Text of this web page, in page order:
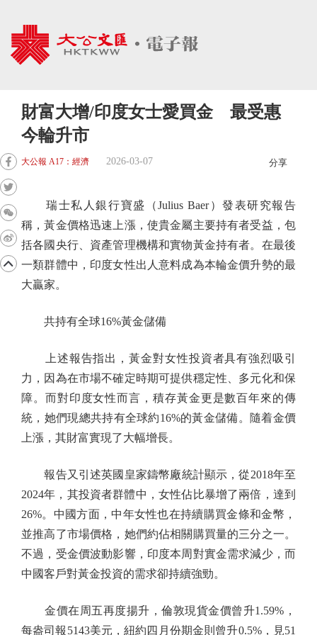
財富大增/印度女士愛買金 最受惠
今輪升市
大公報 A17：經濟 2026-03-07 分享
瑞士私人銀行寶盛（Julius Baer）發表研究報告
稱，黃金價格迅速上漲，使貴金屬主要持有者受益，包
括各國央行、資產管理機構和實物黃金持有者。在最後
一類群體中，印度女性出人意料成為本輪金價升勢的最
大贏家。
共持有全球16%黃金儲備
上述報告指出，黃金對女性投資者具有強烈吸引
力，因為在市場不確定時期可提供穩定性、多元化和保
障。而對印度女性而言，積存黃金更是數百年來的傳
統，她們現總共持有全球約16%的黃金儲備。隨着金價
上漲，其財富實現了大幅增長。
報告又引述英國皇家鑄幣廠統計顯示，從2018年至
2024年，其投資者群體中，女性佔比暴增了兩倍，達到
26%。中國方面，中年女性也在持續購買金條和金幣，
並推高了市場價格，她們約佔相關購買量的三分之一。
不過，受金價波動影響，印度本周對實金需求減少，而
中國客戶對黃金投資的需求卻持續強勁。
金價在周五再度揚升，倫敦現貨金價曾升1.59%，
每盎司報5143美元，紐約四月份期金則曾升0.5%，見51